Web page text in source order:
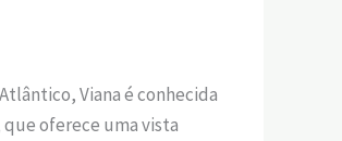
Viana é conhecida
oferece uma vista